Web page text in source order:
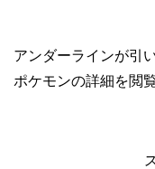
アンダーラインが引
ポケモンの詳細を閲